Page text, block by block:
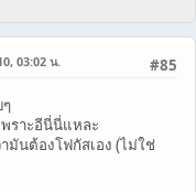
#85
03:02 น.
ราะอีนี่นี่แหละ
มันต้องโฟกัสเอง (ไม่ใช่